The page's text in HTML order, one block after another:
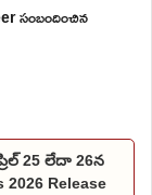
సంబందించిన
25 లేదా 26న
2026 Release